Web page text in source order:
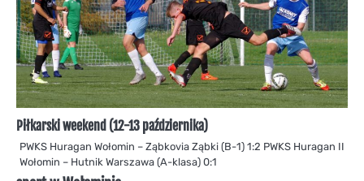
Piłkarski weekend (12-13 października)
PWKS Huragan Wołomin – Ząbkovia Ząbki (B-1) 1:2 PWKS Huragan II
Wołomin – Hutnik Warszawa (A-klasa) 0:1